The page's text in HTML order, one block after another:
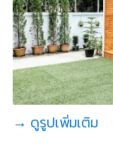
→ ดูรูปเพิ่มเติม